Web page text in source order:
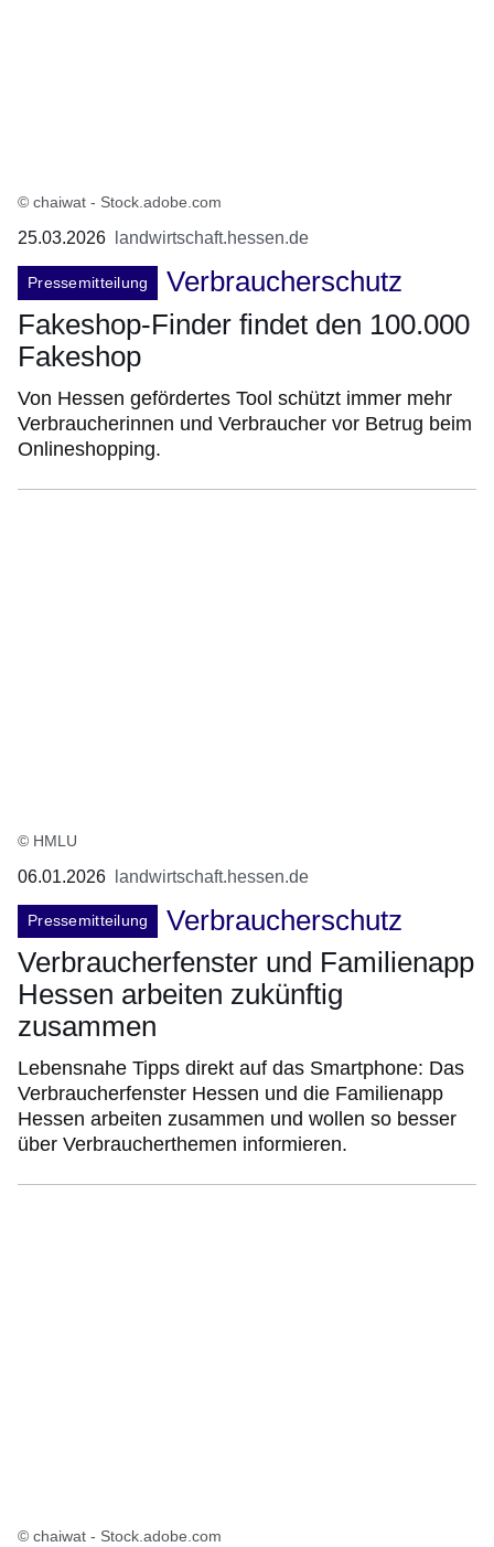
© chaiwat - Stock.adobe.com
25.03.2026 landwirtschaft.hessen.de
Pressemitteilung
Verbraucherschutz
Fakeshop-Finder findet den 100.000
Fakeshop
Von Hessen gefördertes Tool schützt immer mehr
Verbraucherinnen und Verbraucher vor Betrug beim
Onlineshopping.
© HMLU
06.01.2026 landwirtschaft.hessen.de
Pressemitteilung
Verbraucherschutz
Verbraucherfenster und Familienapp
Hessen arbeiten zukünftig
zusammen
Lebensnahe Tipps direkt auf das Smartphone: Das
Verbraucherfenster Hessen und die Familienapp
Hessen arbeiten zusammen und wollen so besser
über Verbraucherthemen informieren.
© chaiwat - Stock.adobe.com